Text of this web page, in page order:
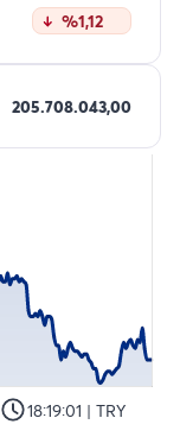
%1,12
205.708.043,00
18:19:01 | TRY